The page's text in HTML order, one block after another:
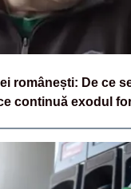
românești: De ce
continuă exodul